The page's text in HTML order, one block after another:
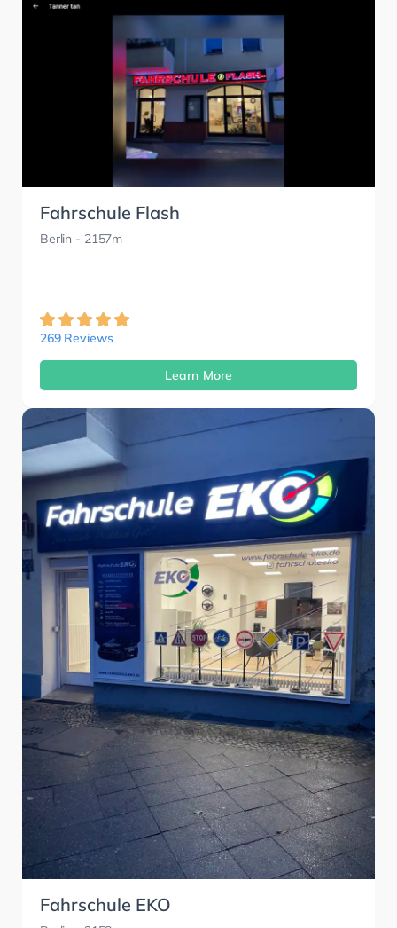
Fahrschule Flash
Berlin - 2157m
269 Reviews
Learn More
Fahrschule EKO